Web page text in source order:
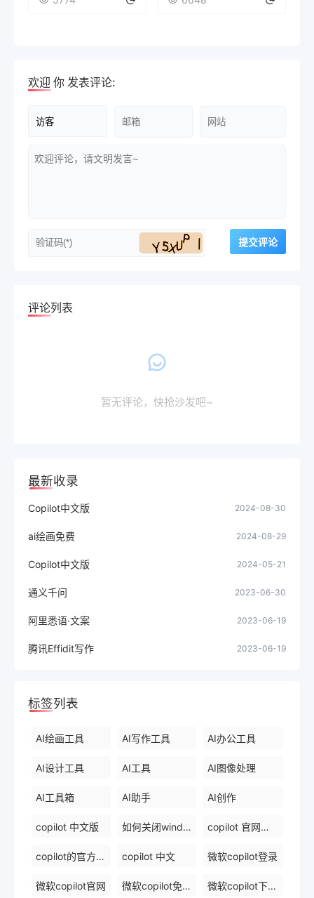
欢迎 你 发表评论:
评论列表
暂无评论，快抢沙发吧~
最新收录
Copilot中文版 2024-08-30
ai绘画免费 2024-08-29
Copilot中文版 2024-05-21
通义千问 2023-06-30
阿里悉语·文案 2023-06-19
腾讯Effidit写作 2023-06-19
标签列表
AI绘画工具 AI写作工具 AI办公工具
AI设计工具 AI工具 AI图像处理
AI工具箱 AI助手 AI创作
copilot 中文版 如何关闭windows 中的 copilot copilot 官网下载
copilot的官方网站 copilot 中文 微软copilot登录
微软copilot官网 微软copilot免费在线 微软copilot下载官网